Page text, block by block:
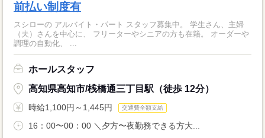
前払い制度有
スシローの アルバイト・パート スタッフ募集中。 学生さん、主婦
（夫）さんを中心に、 フリーターやシニアの方も在籍。 オーダーや
調理の自動化、 ...
ホールスタッフ
高知県高知市/桟橋通三丁目駅（徒歩 12分）
時給1,100円～1,445円 交通費全額支給
16：00〜00：00 ＼夕方〜夜勤務できる方大...